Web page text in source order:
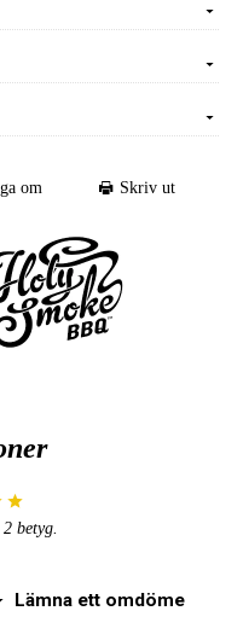
om Skriv ut
2 betyg.
Lämna ett omdöme